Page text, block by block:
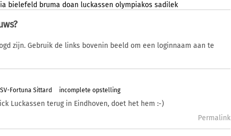
bielefeld bruma doan luckassen olympiakos sadilek
zijn. Gebruik de links bovenin beeld om een loginnaam aan te
Fortuna Sittard incomplete opstelling
Luckassen terug in Eindhoven, doet het hem :-)
Permalink